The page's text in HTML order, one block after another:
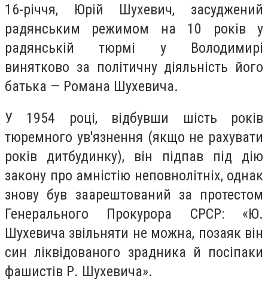
16-річчя, Юрій Шухевич, засуджений
радянським режимом на 10 років у
радянській тюрмі у Володимирі
винятково за політичну діяльність його
батька — Романа Шухевича.
У 1954 році, відбувши шість років
тюремного ув'язнення (якщо не рахувати
років дитбудинку), він підпав під дію
закону про амністію неповнолітніх, однак
знову був заарештований за протестом
Генерального Прокурора СРСР: «Ю.
Шухевича звільняти не можна, позаяк він
син ліквідованого зрадника й посіпаки
фашистів Р. Шухевича».